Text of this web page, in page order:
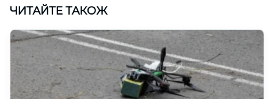
ЧИТАЙТЕ ТАКОЖ